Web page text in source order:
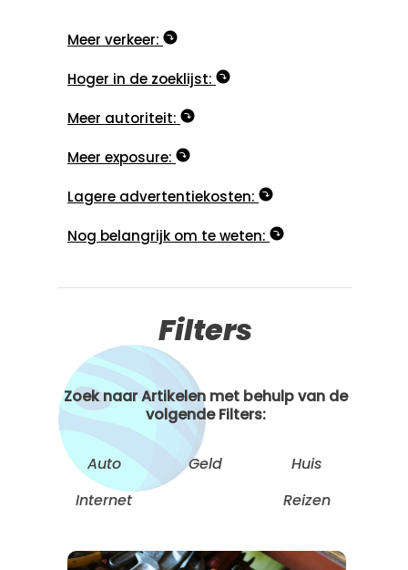
Meer verkeer:
Hoger in de zoeklijst:
Meer autoriteit:
Meer exposure:
Lagere advertentiekosten:
Nog belangrijk om te weten:
Filters
Zoek naar Artikelen met behulp van de
volgende Filters:
Auto Geld
Huis
Internet
Reizen